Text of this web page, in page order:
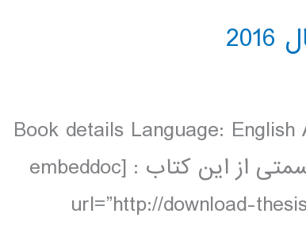
Book details Language:
Waters 336 pages, 96 pp colour مشاهده قسمتی از این کتاب : [embeddoc
url=”http://download-